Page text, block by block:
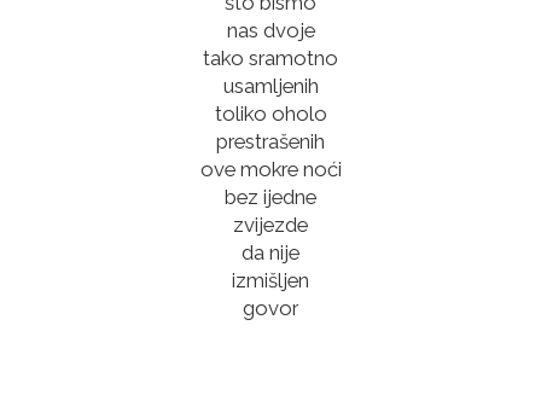
nas dvoje
tako sramotno
usamljenih
toliko oholo
prestrašenih
ove mokre noći
bez ijedne
zvijezde
da nije
izmišljen
govor